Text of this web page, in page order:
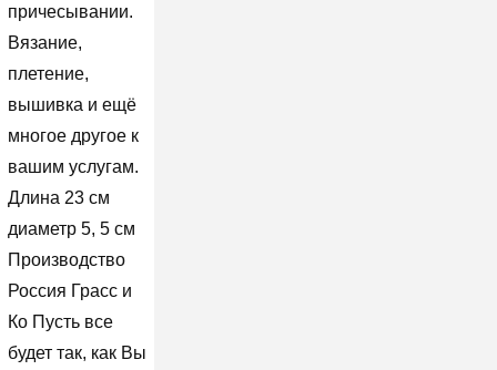
причесывании.
Вязание,
плетение,
вышивка и ещё
многое другое к
вашим услугам.
Длина 23 см
диаметр 5, 5 см
Производство
Россия Грасс и
Ко Пусть все
будет так, как Вы